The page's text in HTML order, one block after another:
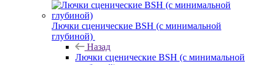
Лючки сценические BSH (с минимальной
глубиной)
Назад
Лючки сценические BSH (с минимальной